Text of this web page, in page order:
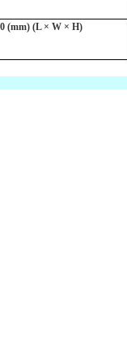
(mm) (L × W × H)